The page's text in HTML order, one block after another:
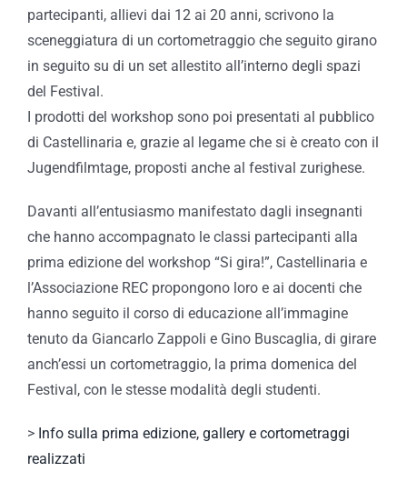
partecipanti, allievi dai 12 ai 20 anni, scrivono la
sceneggiatura di un cortometraggio che seguito girano
in seguito su di un set allestito all’interno degli spazi
del Festival.
I prodotti del workshop sono poi presentati al pubblico
di Castellinaria e, grazie al legame che si è creato con il
Jugendfilmtage, proposti anche al festival zurighese.
Davanti all’entusiasmo manifestato dagli insegnanti
che hanno accompagnato le classi partecipanti alla
prima edizione del workshop “Si gira!”, Castellinaria e
l’Associazione REC propongono loro e ai docenti che
hanno seguito il corso di educazione all’immagine
tenuto da Giancarlo Zappoli e Gino Buscaglia, di girare
anch’essi un cortometraggio, la prima domenica del
Festival, con le stesse modalità degli studenti.
> Info sulla prima edizione, gallery e cortometraggi
realizzati